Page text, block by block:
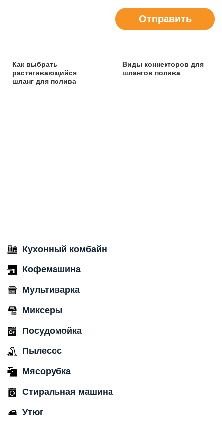
Отправить
Как выбрать
растягивающийся
шланг для полива
Виды коннекторов для
шлангов полива
Кухонный комбайн
Кофемашина
Мультиварка
Миксеры
Посудомойка
Пылесос
Мясорубка
Стиральная машина
Утюг